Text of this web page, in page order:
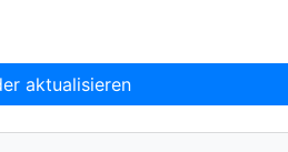
aktualisieren